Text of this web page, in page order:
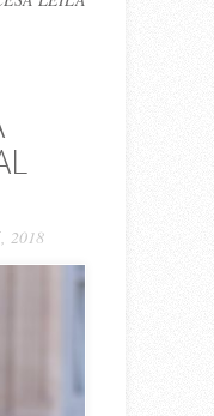
2018